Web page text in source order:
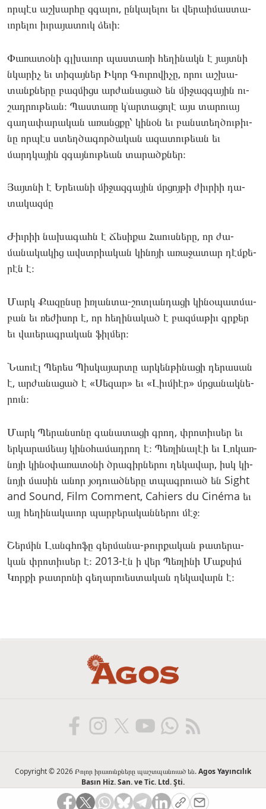
որ­պէս աշ­խարհը զգա­լու, ըն­կա­լելու եւ վե­րաիմաս­տա­
ւորե­լու իւ­րա­յատուկ ձե­ւի։
Փա­ռատօ­նի գլխա­ւոր պաս­տա­ռի հե­ղինակն է յայտնի
նկա­րիչ եւ տի­զայ­ներ Իկոր Գու­րո­վիչը, որու աշ­խա­
տանքնե­րը բազ­միցս ար­ժա­նացած են մի­ջազ­գա­յին ու­
շադրու­թեան։ Պաս­տա­ռը կ՚ար­տա­ցոլէ այս տա­րուայ
գա­ղափա­րական առանցքը՝ կի­նօն եւ բանստեղ­ծութիւ­
նը որ­պէս ստեղ­ծա­գոր­ծա­կան ազա­տու­թեան եւ
մարդկա­յին զգայ­նութեան տա­րածքներ։
Յայտնի է Երե­ւանի մի­ջազ­գա­յին մրցոյ­թի ժիւ­րիի դա­
տակազ­մը
Ժիւ­րիի նա­խագահն է Ճե­սիքա Հաուսնե­րը, որ ժա­
մանա­կակից ավստրիական կի­նոյի առա­ջատար դէմ­քե­
րէն է։
Մարկ Քա­զըն­սը իռ­լանտա-շոտ­լանդա­ցի կի­նօպատ­մա­
բան եւ ռե­ժիսոր է, որ հե­ղինա­կած է բազ­մա­թիւ գրքեր
եւ վա­ւերագ­րա­կան ֆիլ­մեր։
Նաուէլ Պե­րես Պիս­կա­յար­տը ար­կենթի­նացի դե­րասան
է, ար­ժա­նացած է «Սե­զար» եւ «Լիւ­միէր» մրցա­նակ­նե­
րուն։
Մարկ Պե­րան­սո­նը գա­նատա­ցի գրող, փրո­տիւ­սեր եւ
եր­կա­րամեայ կի­նօհա­մադ­րող է։ Պեռ­լի­նալէի եւ Լո­կառ­
նո­յի կի­նօփա­ռատօ­նի ծրա­գիր­նե­րու ղե­կավար, իսկ կի­
նոյի մա­սին անոր յօ­դուած­նե­րը տպագ­րո­ւած են Sight
and Sound, Film Comment, Cahiers du Cinéma եւ
այլ հե­ղինա­կաւոր պար­բե­րական­նե­րու մէջ։
Շեր­մին Լանգհո­ֆը գեր­մա­նա-թուրքա­կան թա­տերա­
կան փրո­տիւ­սեր է։ 2013-էն ի վեր Պեռ­լի­նի Մաք­սիմ
Կոր­քի թատ­րո­նի գե­ղարո­ւես­տա­կան ղե­կավարն է։
Copyright © 2026 Բոլոր իրաւունքները պաշտպանուած են.Agos Yayıncılık
Basın Hiz. San. ve Tic. Ltd. Şti.